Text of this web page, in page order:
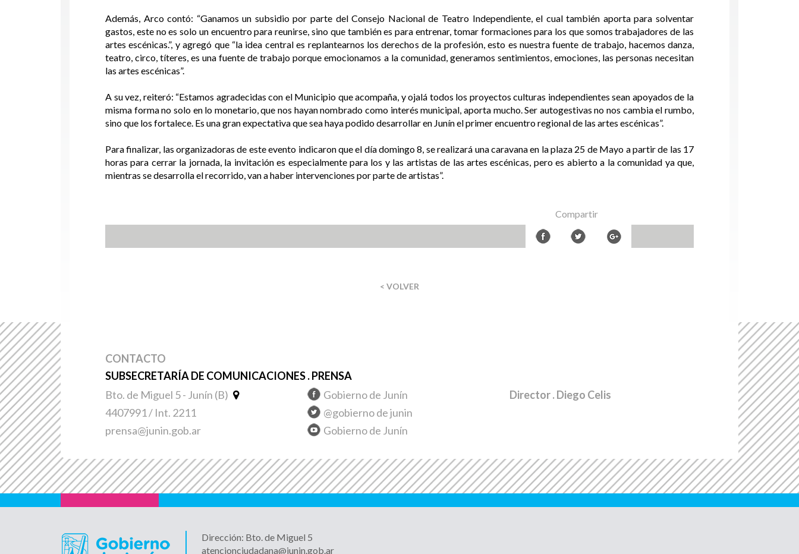
Además, Arco contó: “Ganamos un subsidio por parte del Consejo Nacional de Teatro Independiente, el cual también aporta para solventar
gastos, este no es solo un encuentro para reunirse, sino que también es para entrenar, tomar formaciones para los que somos trabajadores de las
artes escénicas.”, y agregó que “la idea central es replantearnos los derechos de la profesión, esto es nuestra fuente de trabajo, hacemos danza,
teatro, circo, títeres, es una fuente de trabajo porque emocionamos a la comunidad, generamos sentimientos, emociones, las personas necesitan
las artes escénicas”.
A su vez, reiteró: “Estamos agradecidas con el Municipio que acompaña, y ojalá todos los proyectos culturas independientes sean apoyados de la
misma forma no solo en lo monetario, que nos hayan nombrado como interés municipal, aporta mucho. Ser autogestivas no nos cambia el rumbo,
sino que los fortalece. Es una gran expectativa que sea haya podido desarrollar en Junín el primer encuentro regional de las artes escénicas”.
Para finalizar, las organizadoras de este evento indicaron que el día domingo 8, se realizará una caravana en la plaza 25 de Mayo a partir de las 17
horas para cerrar la jornada, la invitación es especialmente para los y las artistas de las artes escénicas, pero es abierto a la comunidad ya que,
mientras se desarrolla el recorrido, van a haber intervenciones por parte de artistas”.
Compartir
< VOLVER
CONTACTO
SUBSECRETARÍA DE COMUNICACIONES . PRENSA
Bto. de Miguel 5 - Junín (B)
4407991 / Int. 2211
prensa@junin.gob.ar
Gobierno de Junín
@gobierno de junin
Gobierno de Junín
Director. Diego Celis
Dirección: Bto. de Miguel 5
atencionciudadana@junin.gob.ar